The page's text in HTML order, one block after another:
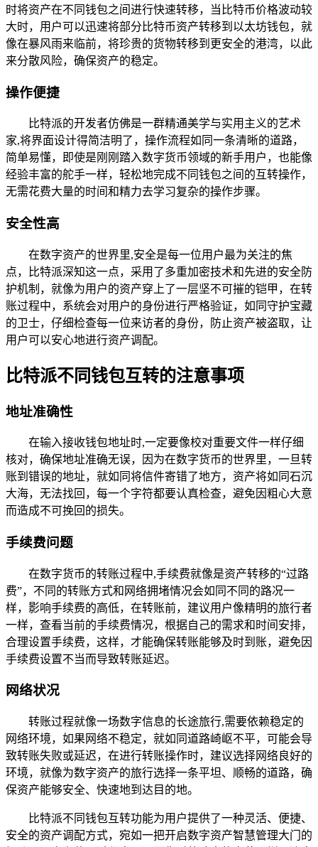
时将资产在不同钱包之间进行快速转移，当比特币价格波动较
大时，用户可以迅速将部分比特币资产转移到以太坊钱包，就
像在暴风雨来临前，将珍贵的货物转移到更安全的港湾，以此
来分散风险，确保资产的稳定。
操作便捷
比特派的开发者仿佛是一群精通美学与实用主义的艺术
家,将界面设计得简洁明了，操作流程如同一条清晰的道路，
简单易懂，即使是刚刚踏入数字货币领域的新手用户，也能像
经验丰富的舵手一样，轻松地完成不同钱包之间的互转操作，
无需花费大量的时间和精力去学习复杂的操作步骤。
安全性高
在数字资产的世界里,安全是每一位用户最为关注的焦
点，比特派深知这一点，采用了多重加密技术和先进的安全防
护机制，就像为用户的资产穿上了一层坚不可摧的铠甲，在转
账过程中，系统会对用户的身份进行严格验证，如同守护宝藏
的卫士，仔细检查每一位来访者的身份，防止资产被盗取，让
用户可以安心地进行资产调配。
比特派不同钱包互转的注意事项
地址准确性
在输入接收钱包地址时,一定要像校对重要文件一样仔细
核对，确保地址准确无误，因为在数字货币的世界里，一旦转
账到错误的地址，就如同将信件寄错了地方，资产将如同石沉
大海，无法找回，每一个字符都要认真检查，避免因粗心大意
而造成不可挽回的损失。
手续费问题
在数字货币的转账过程中,手续费就像是资产转移的“过路
费”，不同的转账方式和网络拥堵情况会如同不同的路况一
样，影响手续费的高低，在转账前，建议用户像精明的旅行者
一样，查看当前的手续费情况，根据自己的需求和时间安排，
合理设置手续费，这样，才能确保转账能够及时到账，避免因
手续费设置不当而导致转账延迟。
网络状况
转账过程就像一场数字信息的长途旅行,需要依赖稳定的
网络环境，如果网络不稳定，就如同道路崎岖不平，可能会导
致转账失败或延迟，在进行转账操作时，建议选择网络良好的
环境，就像为数字资产的旅行选择一条平坦、顺畅的道路，确
保资产能够安全、快速地到达目的地。
比特派不同钱包互转功能为用户提供了一种灵活、便捷、
安全的资产调配方式，宛如一把开启数字资产智慧管理大门的